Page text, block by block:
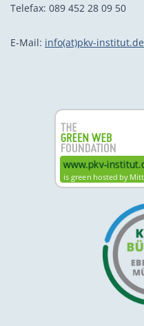
Telefax: 089 452 28 09 50
E-Mail: info(at)pkv-institut.de